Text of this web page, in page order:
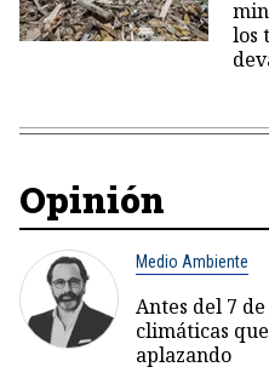
los
Opinión
Medio Ambiente
Antes del 7
climáticas
aplazando